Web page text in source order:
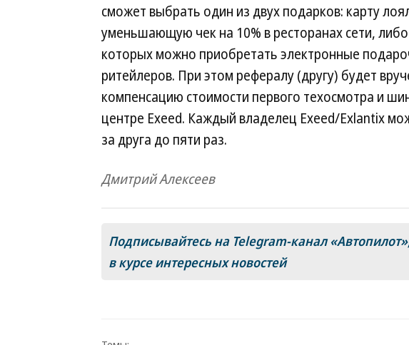
сможет выбрать один из двух подарков: карту
уменьшающую чек на 10% в ресторанах сети,
которых можно приобретать электронные
ритейлеров. При этом рефералу (другу) будет
компенсацию стоимости первого техосмотра и
центре Exeed. Каждый владелец Exeed/Exlantix
за друга до пяти раз.
Дмитрий Алексеев
Подписывайтесь на Telegram-канал«Автопилот»
в курсе интересных новостей